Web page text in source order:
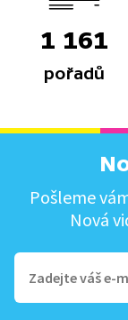
1 161
pořadů
Pošleme
Nová